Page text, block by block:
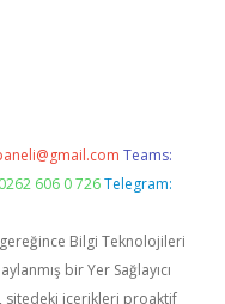
Teams:
606 0 726 Telegram:
gereğince Bilgi Teknolojileri
bir Yer Sağlayıcı
sitedeki içerikleri proaktif